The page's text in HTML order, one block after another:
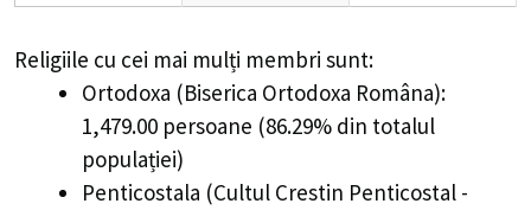
Religiile cu cei mai mulți membri sunt:
Ortodoxa (Biserica Ortodoxa Româna):
1,479.00 persoane (86.29% din totalul
populației)
Penticostala (Cultul Crestin Penticostal -